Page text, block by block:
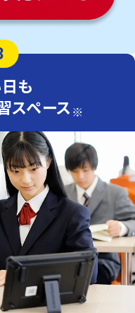
も
スペース ※